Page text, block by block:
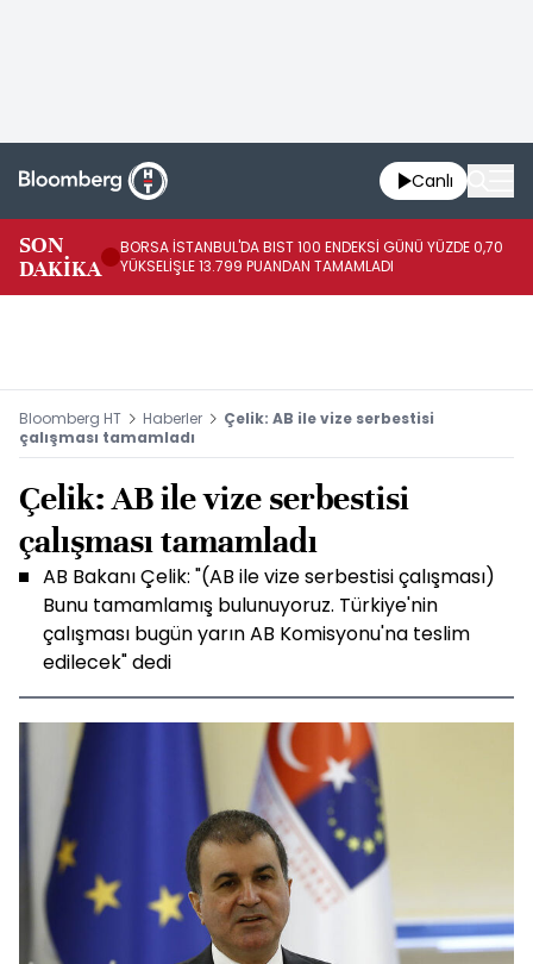
Canlı
SON
DAKİKA
BORSA İSTANBUL'DA BIST 100 ENDEKSİ GÜNÜ YÜZDE 0,70
YÜKSELİŞLE 13.799 PUANDAN TAMAMLADI
Bloomberg HT Haberler
Çelik: AB ile vize serbestisi
çalışması tamamladı
Çelik: AB ile vize serbestisi
çalışması tamamladı
AB Bakanı Çelik: "(AB ile vize serbestisi çalışması)
Bunu tamamlamış bulunuyoruz. Türkiye'nin
çalışması bugün yarın AB Komisyonu'na teslim
edilecek" dedi